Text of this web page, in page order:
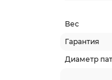
Вес
Гарантия
Диаметр